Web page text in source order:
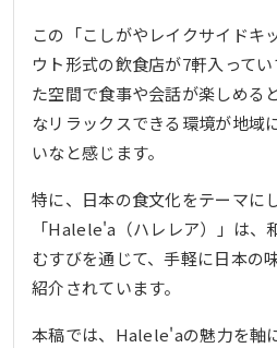
この「こしがやレイクサイドキ
ウト形式の飲食店が7軒入って
た空間で食事や会話が楽しめる
なリラックスできる環境が地域
いなと感じます。
特に、日本の食文化をテーマに
「Halele'a（ハレレア）」は、
むすびを通じて、手軽に日本の
紹介されています。
本稿では、Halele'aの魅力を軸